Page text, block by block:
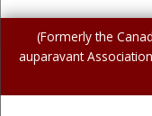
(Formerly the
auparavant